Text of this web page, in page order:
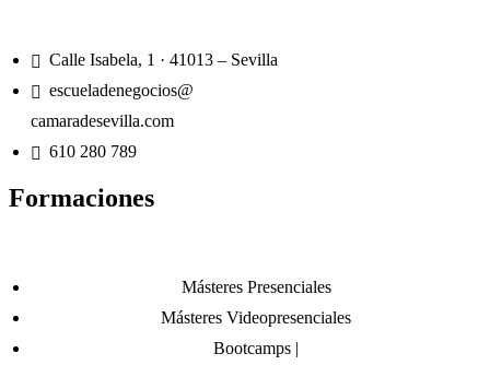
Calle Isabela, 1 · 41013 – Sevilla
escueladenegocios@
camaradesevilla.com
610 280 789
Formaciones
Másteres Presenciales
Másteres Videopresenciales
Bootcamps |